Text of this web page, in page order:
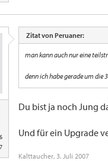
7
Zitat von Peruaner:
man kann auch nur eine
denn ich habe gerade um die
Du bist ja noch Jung
Und für ein Upgrade
Kalttaucher, 3. Juli 2007